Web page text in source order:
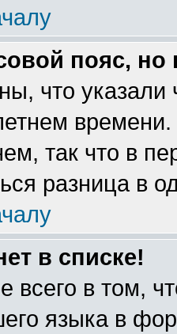
пояс,
что указали
так что в
разница в
в списке!
всего в том,
языка в